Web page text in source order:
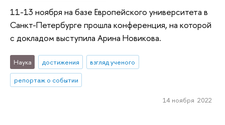
11-13 ноября на базе Европейского университета в
Санкт-Петербурге прошла конференция, на которой
с докладом выступила Арина Новикова.
Наука достижения
взгляд ученого
репортаж о событии
14 ноября 2022